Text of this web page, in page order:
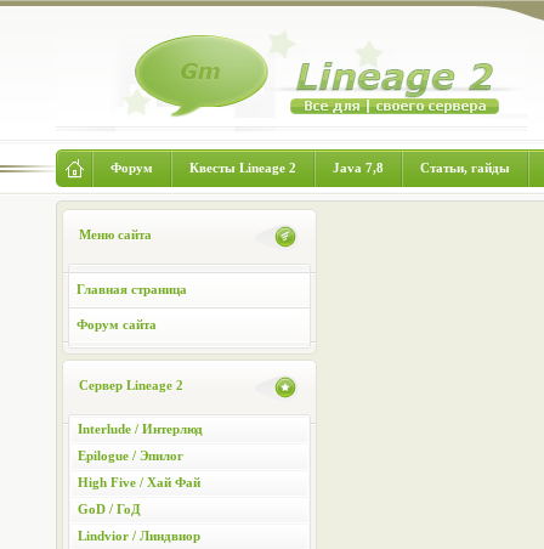
Форум Квесты Lineage 2 Java 7,8 Статьи, гайды
Меню сайта
Главная страница
Форум сайта
Сервер Lineage 2
Interlude / Интерлюд
Epilogue / Эпилог
High Five / Хай Фай
GoD / ГоД
Lindvior / Линдвиор